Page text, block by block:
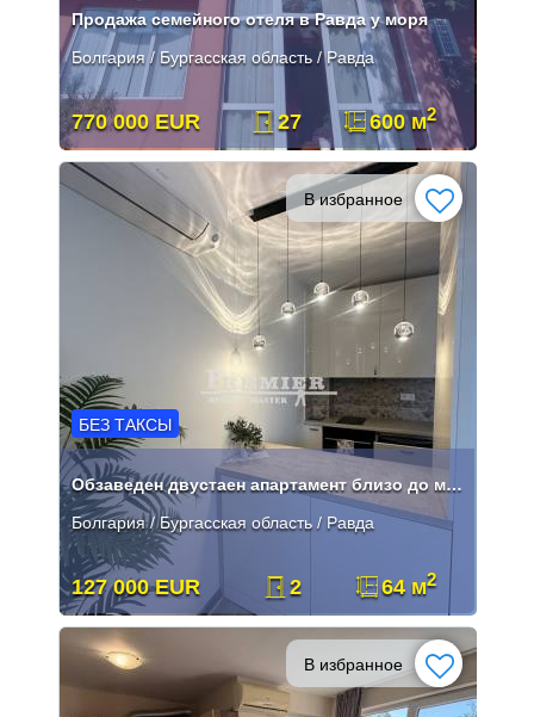
Продажа семейного отеля в Равда у моря
Болгария / Бургасская область / Равда
770 000 EUR 27 600 м2
В избранное
БЕЗ ТАКСЫ
Обзаведен двустаен апартамент близо до морето в Равда
Болгария / Бургасская область / Равда
127 000 EUR 2 64 м2
В избранное